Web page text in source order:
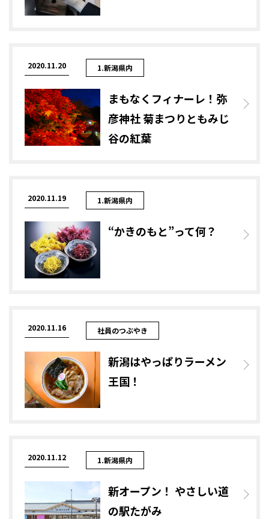
2020.11.20 1.新潟県内
まもなくフィナーレ！弥
彦神社 菊まつりともみじ
谷の紅葉
2020.11.19 1.新潟県内
“かきのもと”って何？
2020.11.16 社員のつぶやき
新潟はやっぱりラーメン
王国！
2020.11.12 1.新潟県内
新オープン！ やさしい道
の駅たがみ